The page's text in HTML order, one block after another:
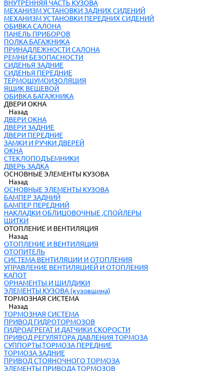
ВНУТРЕННЯЯ ЧАСТЬ КУЗОВА
МЕХАНИЗМ УСТАНОВКИ ЗАДНИХ СИДЕНИЙ
МЕХАНИЗМ УСТАНОВКИ ПЕРЕДНИХ СИДЕНИЙ
ОБИВКА САЛОНА
ПАНЕЛЬ ПРИБОРОВ
ПОЛКА БАГАЖНИКА
ПРИНАДЛЕЖНОСТИ САЛОНА
РЕМНИ БЕЗОПАСНОСТИ
СИДЕНЬЯ ЗАДНИЕ
СИДЕНЬЯ ПЕРЕДНИЕ
ТЕРМОШУМОИЗОЛЯЦИЯ
ЯЩИК ВЕЩЕВОЙ
ОБИВКА БАГАЖНИКА
ДВЕРИ ОКНА
Назад
ДВЕРИ ОКНА
ДВЕРИ ЗАДНИЕ
ДВЕРИ ПЕРЕДНИЕ
ЗАМКИ И РУЧКИ ДВЕРЕЙ
ОКНА
СТЕКЛОПОДЪЕМНИКИ
ДВЕРЬ ЗАДКА
ОСНОВНЫЕ ЭЛЕМЕНТЫ КУЗОВА
Назад
ОСНОВНЫЕ ЭЛЕМЕНТЫ КУЗОВА
БАМПЕР ЗАДНИЙ
БАМПЕР ПЕРЕДНИЙ
НАКЛАДКИ ОБЛИЦОВОЧНЫЕ ,СПОЙЛЕРЫ
ЩИТКИ
ОТОПЛЕНИЕ И ВЕНТИЛЯЦИЯ
Назад
ОТОПЛЕНИЕ И ВЕНТИЛЯЦИЯ
ОТОПИТЕЛЬ
СИСТЕМА ВЕНТИЛЯЦИИ И ОТОПЛЕНИЯ
УПРАВЛЕНИЕ ВЕНТИЛЯЦИЕЙ И ОТОПЛЕНИЯ
КАПОТ
ОРНАМЕНТЫ И ШИЛДИКИ
ЭЛЕМЕНТЫ КУЗОВА (кузовщина)
ТОРМОЗНАЯ СИСТЕМА
Назад
ТОРМОЗНАЯ СИСТЕМА
ПРИВОД ГИДРОТОРМОЗОВ
ГИДРОАГРЕГАТ И ДАТЧИКИ СКОРОСТИ
ПРИВОД РЕГУЛЯТОРА ДАВЛЕНИЯ ТОРМОЗА
СУППОРТЫ,ТОРМОЗА ПЕРЕДНИЕ
ТОРМОЗА ЗАДНИЕ
ПРИВОД СТОЯНОЧНОГО ТОРМОЗА
ЭЛЕМЕНТЫ ПРИВОДА ТОРМОЗОВ